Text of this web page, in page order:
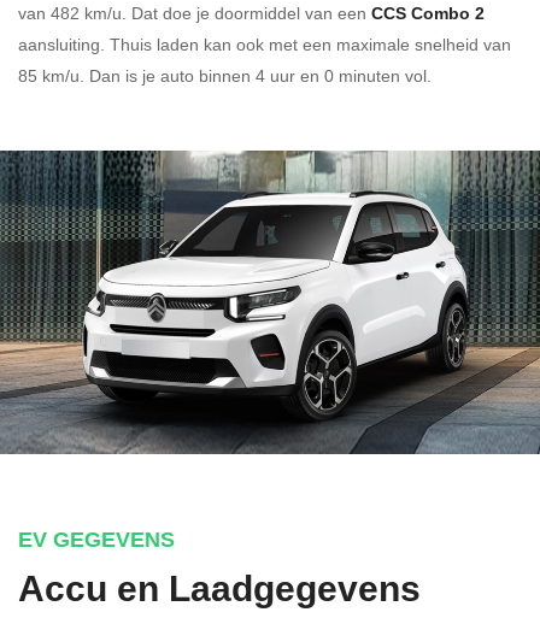
van 482 km/u. Dat doe je doormiddel van een CCS Combo 2
aansluiting. Thuis laden kan ook met een maximale snelheid van
85 km/u. Dan is je auto binnen 4 uur en 0 minuten vol.
EV GEGEVENS
Accu en Laadgegevens